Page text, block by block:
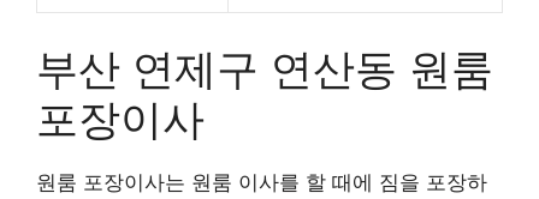
부산 연제구 연산동 원룸
포장이사
원룸 포장이사는 원룸 이사를 할 때에 짐을 포장하